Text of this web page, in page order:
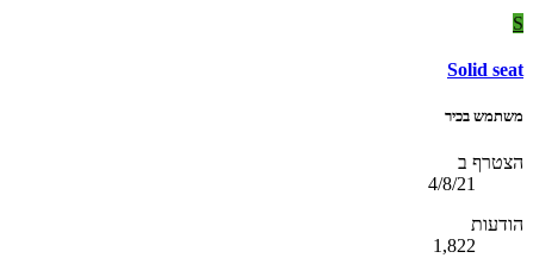
S
Solid seat
משתמש בכיר
הצטרף ב
4/8/21
הודעות
1,822